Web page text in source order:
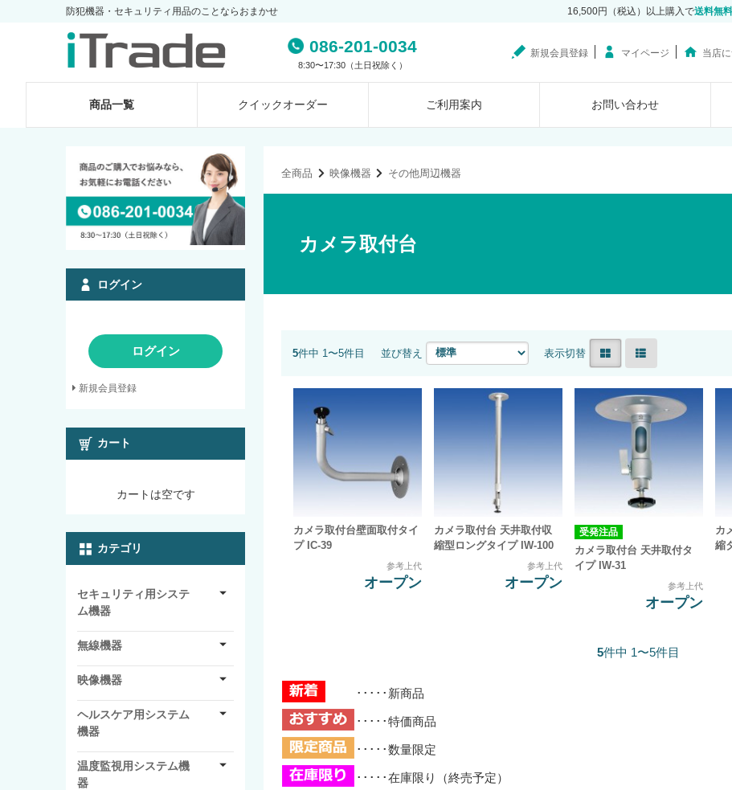
防犯機器・セキュリティ用品のことならおまかせ 16,500円（税込）以上購入で送料無料
086-201-0034
8:30〜17:30（土日祝除く）
新規会員登録 マイページ 当店
商品一覧 クイックオーダー ご利用案内 お問い合わせ
全商品 映像機器 その他周辺機器
カメラ取付台
5件中 1〜5件目 並び替え 表示切替
カメラ取付台壁面取付タイ
プ IC-39
参考上代
オープン
カメラ取付台 天井取付収
縮型ロングタイプ IW-100
参考上代
オープン
受発注品
カメラ取付台 天井取付タ
イプ IW-31
参考上代
オープン
カ
縮
5件中 1〜5件目
･････新商品
･････特価商品
･････数量限定
･････在庫限り（終売予定）
ログイン
ログイン
新規会員登録
カート
カートは空です
カテゴリ
セキュリティ用システ
ム機器
無線機器
映像機器
ヘルスケア用システム
機器
温度監視用システム機
器